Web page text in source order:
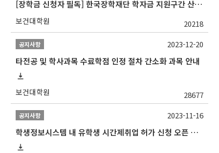
[장학금 신청자 필독] 한국장학재단 학자금 지원구간 산정 권고
보건대학원 20218
공지사항
타전공 및 학사과목 수료학점 인정 절차 간소화 과목 안내
보건대학원 28677
2023-12-20
공지사항
학생정보시스템 내 유학생 시간제취업 허가 신청 오픈 안내
2023-11-16